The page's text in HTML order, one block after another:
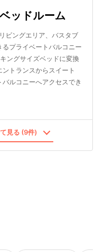
ッドルーム
ビングエリア、バスタブ
プライベートバルコニー
ングサイズベッドに変換
トランスからスイート
ルコニーへアクセスでき
見る (9件)